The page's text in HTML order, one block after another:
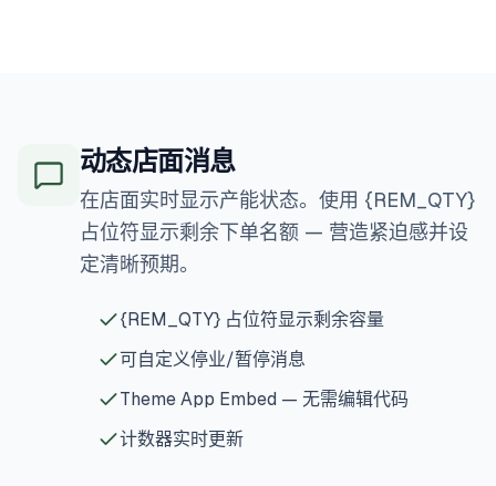
动态店面消息
在店面实时显示产能状态。使用 {REM_QTY}
占位符显示剩余下单名额 — 营造紧迫感并设
定清晰预期。
{REM_QTY} 占位符显示剩余容量
可自定义停业/暂停消息
Theme App Embed — 无需编辑代码
计数器实时更新